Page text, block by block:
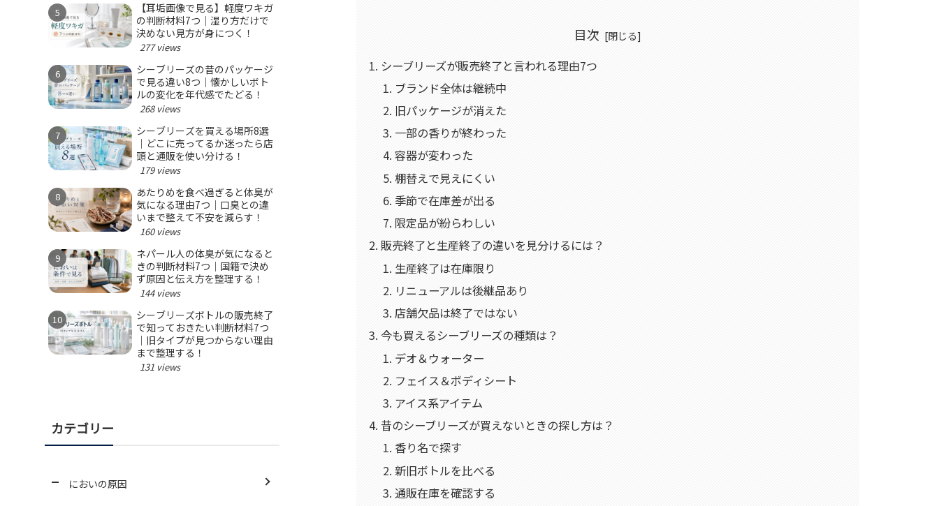
目次
シーブリーズが販売終了と言われる理由7つ
ブランド全体は継続中
旧パッケージが消えた
一部の香りが終わった
容器が変わった
棚替えで見えにくい
季節で在庫差が出る
限定品が紛らわしい
販売終了と生産終了の違いを見分けるには？
生産終了は在庫限り
リニューアルは後継品あり
店舗欠品は終了ではない
今も買えるシーブリーズの種類は？
デオ＆ウォーター
フェイス＆ボディシート
アイス系アイテム
昔のシーブリーズが買えないときの探し方は？
香り名で探す
新旧ボトルを比べる
通販在庫を確認する
【耳垢画像で見る】軽度ワキガ
の判断材料7つ｜湿り方だけで
決めない見方が身につく！
277 views
シーブリーズの昔のパッケージ
で見る違い8つ｜懐かしいボト
ルの変化を年代感でたどる！
268 views
シーブリーズを買える場所8選
｜どこに売ってるか迷ったら店
頭と通販を使い分ける！
179 views
あたりめを食べ過ぎると体臭が
気になる理由7つ｜口臭との違
いまで整えて不安を減らす！
160 views
ネパール人の体臭が気になると
きの判断材料7つ｜国籍で決め
ず原因と伝え方を整理する！
144 views
シーブリーズボトルの販売終了
で知っておきたい判断材料7つ
｜旧タイプが見つからない理由
まで整理する！
131 views
カテゴリー
においの原因